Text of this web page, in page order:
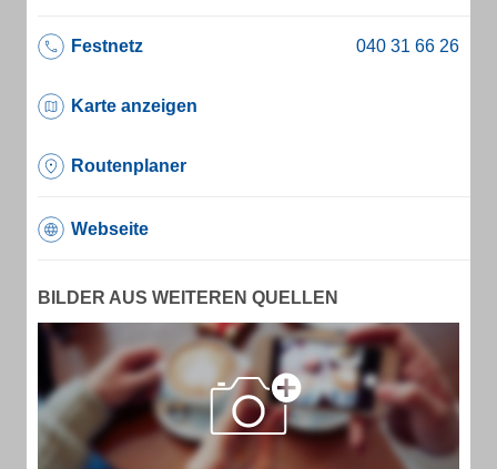
Festnetz
Karte anzeigen
Routenplaner
Webseite
BILDER AUS WEITEREN QUELLEN